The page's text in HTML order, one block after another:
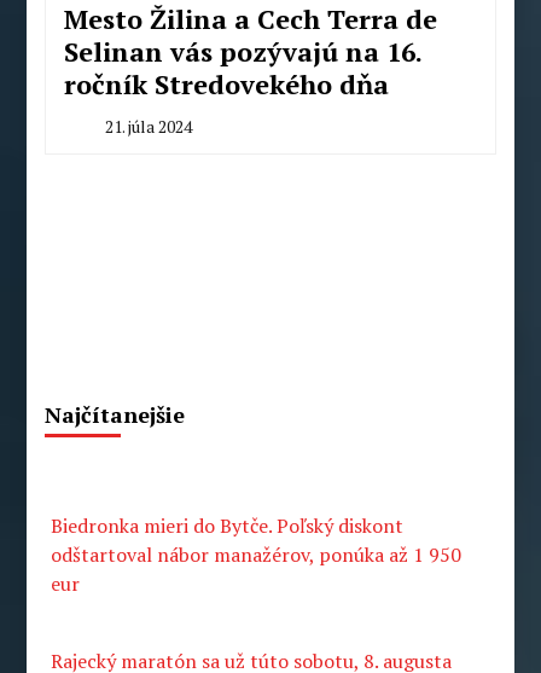
Mesto Žilina a Cech Terra de
Selinan vás pozývajú na 16.
ročník Stredovekého dňa
21. júla 2024
Najčítanejšie
Biedronka mieri do Bytče. Poľský diskont
odštartoval nábor manažérov, ponúka až 1 950
eur
Rajecký maratón sa už túto sobotu, 8. augusta